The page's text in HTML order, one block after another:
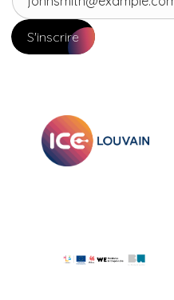
S'inscrire